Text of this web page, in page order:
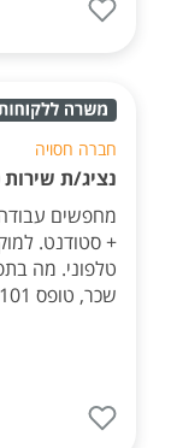
חברה חסויה
נציג/ת שירות
מחפשים
+ סטודנט.
טלפוני. מה
שכר, טופס 101 ופתיחת תיק. עבודה בסבי...